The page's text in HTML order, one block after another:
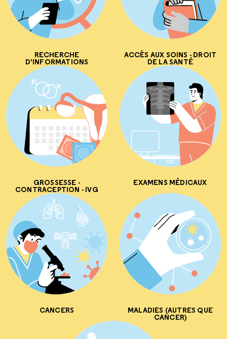
RECHERCHE
D'INFORMATIONS
ACCÈS AUX SOINS - DROIT
DE LA SANTÉ
GROSSESSE -
CONTRACEPTION - IVG
EXAMENS MÉDICAUX
CANCERS MALADIES (AUTRES QUE
CANCER)